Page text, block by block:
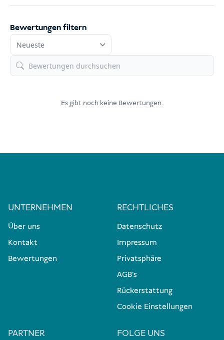
Bewertungen filtern
Es gibt noch keine Bewertungen.
UNTERNEHMEN
Über uns
Kontakt
Bewertungen
RECHTLICHES
Datenschutz
Impressum
Privatsphäre
AGB's
Rückerstattung
Cookie Einstellungen
PARTNER FOLGE UNS